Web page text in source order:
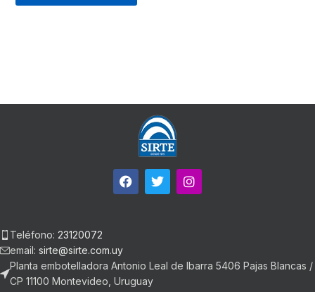
Teléfono: 23120072
email: sirte@sirte.com.uy
Planta embotelladora Antonio Leal de Ibarra 5406 Pajas Blancas /
CP 11100 Montevideo, Uruguay